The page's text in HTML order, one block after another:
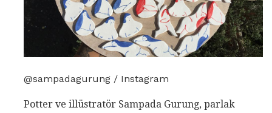
@sampadagurung / Instagram
Potter ve illüstratör Sampada Gurung, parlak